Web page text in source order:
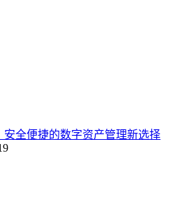
安全便捷的数字资产管理新选择